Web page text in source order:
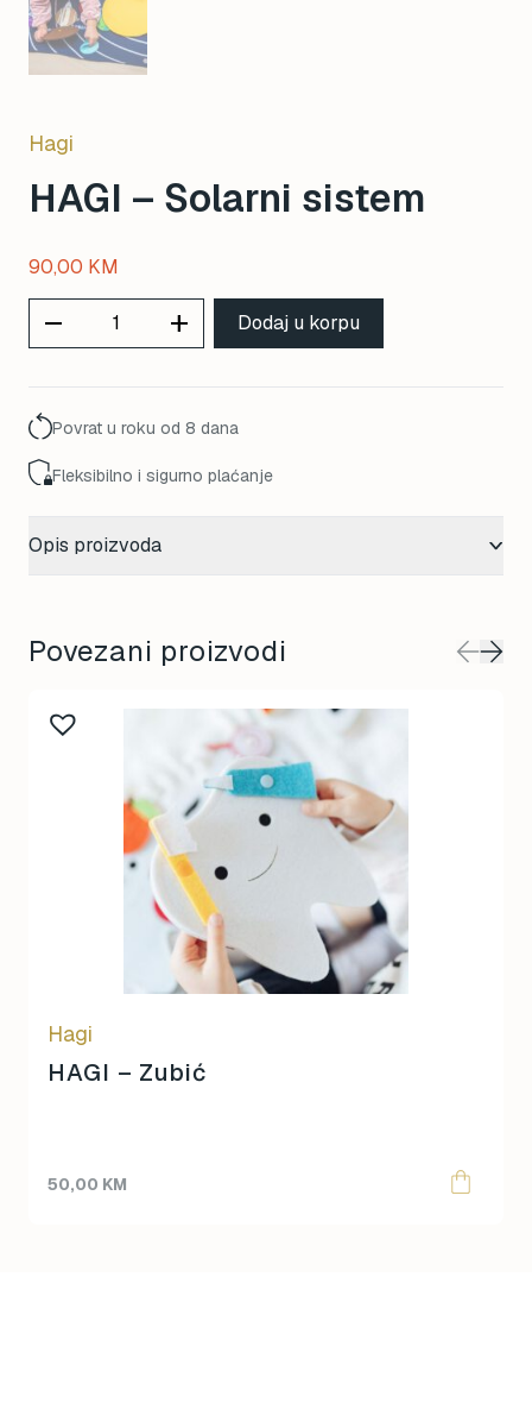
Hagi
HAGI – Solarni sistem
90,00 KM
remove add Dodaj u korpu
Povrat u roku od 8 dana
Fleksibilno i sigurno plaćanje
Opis proizvoda
Povezani proizvodi
Hagi
HAGI – Zubić
50,00 KM